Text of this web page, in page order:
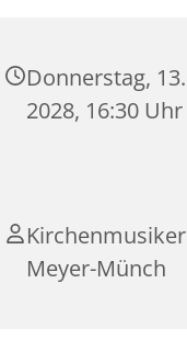
Donnerstag,
2028, 16:30 Uhr
Meyer-Münch